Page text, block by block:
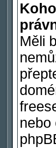
Měli
nebo